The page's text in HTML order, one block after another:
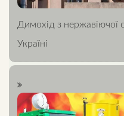
Димохід з нержавіючої
Україні